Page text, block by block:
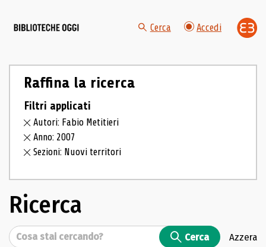
Cerca Accedi
Raffina la ricerca
Filtri applicati
Autori: Fabio Metitieri
Anno: 2007
Sezioni: Nuovi territori
Ricerca
Cerca Cerca Azzera